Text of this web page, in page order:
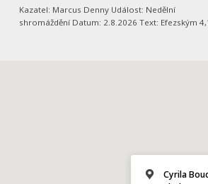
Kazatel: Marcus Denny Událost: Nedělní
shromáždění Datum: 2.8.2026 Text: Efezským
Cyrila